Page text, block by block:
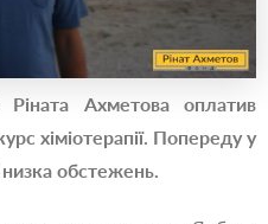
Ріната Ахметова оплатив
хіміотерапії. Попереду у
низка обстежень.